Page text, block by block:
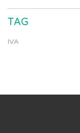
TAG
IVA